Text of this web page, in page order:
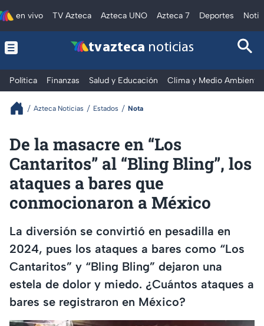
en vivo TV Azteca Azteca UNO Azteca 7 Deportes
tv azteca noticias
Política Finanzas Salud y Educación Clima y Medio Ambiente
Azteca Noticias Estados Nota
De la masacre en “Los
Cantaritos” al “Bling Bling”, los
ataques a bares que
conmocionaron a México
La diversión se convirtió en pesadilla en
2024, pues los ataques a bares como “Los
Cantaritos” y “Bling Bling” dejaron una
estela de dolor y miedo. ¿Cuántos ataques a
bares se registraron en México?